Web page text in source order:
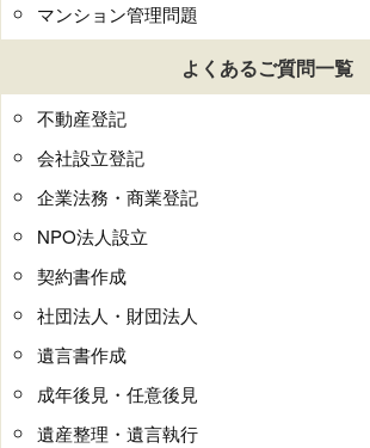
マンション管理問題
よくあるご質問一覧
不動産登記
会社設立登記
企業法務・商業登記
NPO法人設立
契約書作成
社団法人・財団法人
遺言書作成
成年後見・任意後見
遺産整理・遺言執行